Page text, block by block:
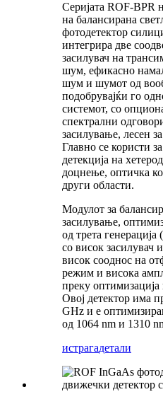
Серијата ROF-BPR
на балансирана
фотодетектор
интегрира две
засилувач на
шум, ефикасно
шум и шумот од
подобрувајќи го
системот, со
спектрални
засилување, лесен
Главно се користи
детекција на
доцнење, оптичка
други области.
Модулот за
засилување,
од трета
со висок засилувач
висок сооднос на
режим и висока
преку
Овој детектор има
GHz и е
од 1064 nm и 1310
истрагадетали